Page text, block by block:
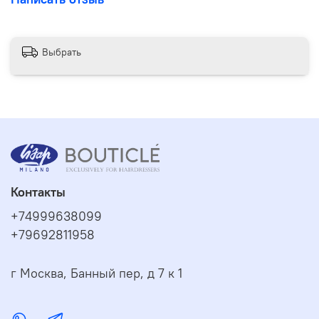
Methylchloroisothiazolinone, Methylisothiazolinone, CI
Выбрать
Контакты
+74999638099
+79692811958
г Москва, Банный пер, д 7 к 1